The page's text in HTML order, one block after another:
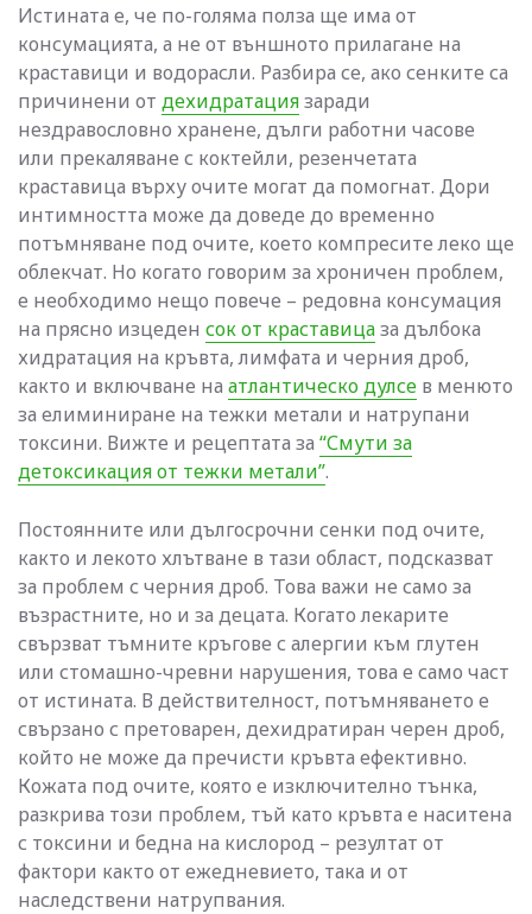
Истината е, че по-голяма полза ще има от
консумацията, а не от външното прилагане на
краставици и водорасли. Разбира се, ако сенките са
причинени от дехидратациязаради
нездравословно хранене, дълги работни часове
или прекаляване с коктейли, резенчетата
краставица върху очите могат да помогнат. Дори
интимността може да доведе до временно
потъмняване под очите, което компресите леко ще
облекчат. Но когато говорим за хроничен проблем,
е необходимо нещо повече – редовна консумация
на прясно изцеден сок от краставицаза дълбока
хидратация на кръвта, лимфата и черния дроб,
както и включване на атлантическо дулсе в менюто
за елиминиране на тежки метали и натрупани
токсини. Вижте и рецептата за “Смути за
детоксикация от тежки метали”.
Постоянните или дългосрочни сенки под очите,
както и лекото хлътване в тази област, подсказват
за проблем с черния дроб. Това важи не само за
възрастните, но и за децата. Когато лекарите
свързват тъмните кръгове с алергии към глутен
или стомашно-чревни нарушения, това е само част
от истината. В действителност, потъмняването е
свързано с претоварен, дехидратиран черен дроб,
който не може да пречисти кръвта ефективно.
Кожата под очите, която е изключително тънка,
разкрива този проблем, тъй като кръвта е наситена
с токсини и бедна на кислород – резултат от
фактори както от ежедневието, така и от
наследствени натрупвания.